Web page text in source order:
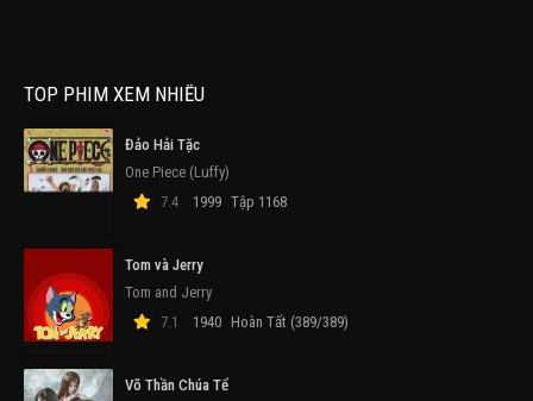
TOP PHIM XEM NHIỀU
Đảo Hải Tặc
One Piece (Luffy)
7.4
1999 Tập 1168
Tom và Jerry
Tom and Jerry
7.1
1940 Hoàn Tất (389/389)
Võ Thần Chúa Tể